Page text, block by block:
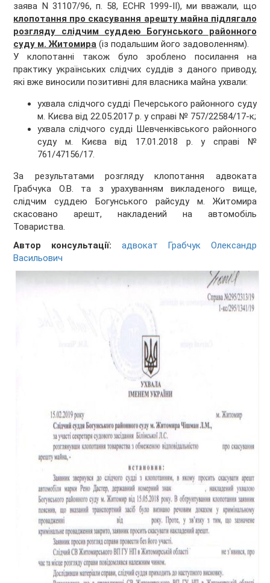
заява N 31107/96, п. 58, ECHR 1999-II), ми вважали, що
клопотання про скасування арешту майна підлягало
розгляду слідчим суддею Богунського районного
суду м. Житомира (із подальшим його задоволенням).
У клопотанні також було зроблено посилання на
практику українських слідчих суддів з даного приводу,
які вже виносили позитивні для власника майна ухвали:
ухвала слідчого судді Печерського районного суду
м. Києва від 22.05.2017 р. у справі № 757/22584/17-к;
ухвала слідчого судді Шевченківського районного
суду м. Києва від 17.01.2018 р. у справі №
761/47156/17.
За результатами розгляду клопотання адвоката
Грабчука О.В. та з урахуванням викладеного вище,
слідчим суддею Богунського райсуду м. Житомира
скасовано арешт, накладений на автомобіль
Товариства.
Автор консультації:
адвокат Грабчук Олександр
Васильович